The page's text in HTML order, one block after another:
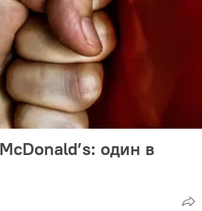
один в